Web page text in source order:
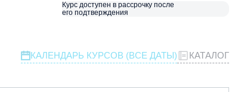
Курс доступен в рассрочку после
его подтверждения
КАЛЕНДАРЬ КУРСОВ (ВСЕ ДАТЫ) КАТАЛОГ